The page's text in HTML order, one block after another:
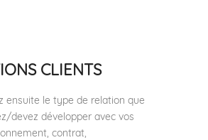
CLIENTS
ensuite le type de relation que
devez développer avec vos
contrat,